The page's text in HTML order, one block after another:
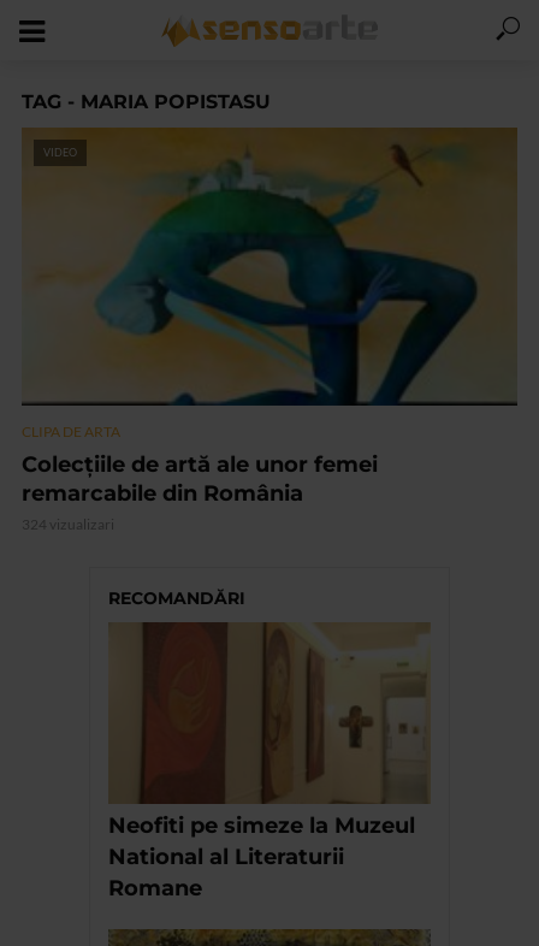
TAG - MARIA POPISTASU
VIDEO
CLIPA DE ARTA
Colecțiile de artă ale unor femei
remarcabile din România
324 vizualizari
RECOMANDĂRI
Neofiti pe simeze la Muzeul
National al Literaturii
Romane